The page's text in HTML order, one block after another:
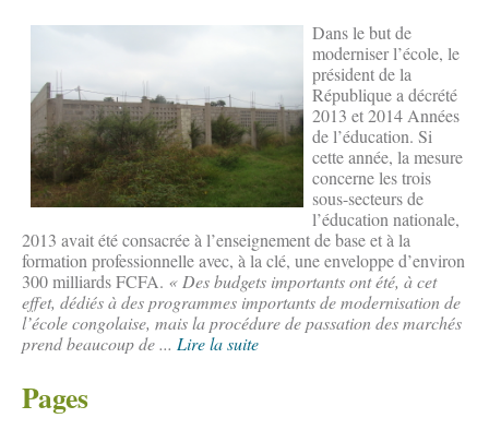
Dans le but de
moderniser l’école, le
président de la
République a décrété
2013 et 2014 Années
de l’éducation. Si
cette année, la mesure
concerne les trois
sous-secteurs de
l’éducation nationale,
2013 avait été consacrée à l’enseignement de base et à la
formation professionnelle avec, à la clé, une enveloppe d’environ
300 milliards FCFA. « Des budgets importants ont été, à cet
effet, dédiés à des programmes importants de modernisation de
l’école congolaise, mais la procédure de passation des marchés
prend beaucoup de ... Lire la suite
Pages